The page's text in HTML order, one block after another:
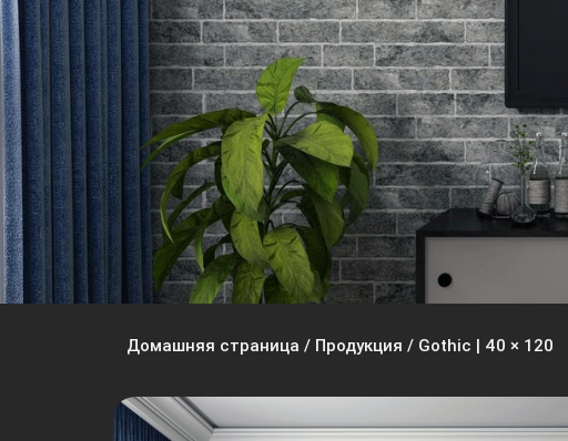
Домашняя страница / Продукция / Gothic | 40 × 120